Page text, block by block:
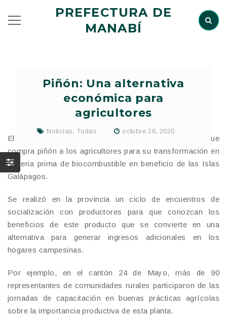
PREFECTURA DE
MANABÍ
Piñón: Una alternativa
económica para
agricultores
Noticias Todas octubre 26, 2020
El Gobierno de Manabí impulsa y difunde el proyecto que
compra piñón a los agricultores para su transformación en
materia prima de biocombustible en beneficio de las Islas
Galápagos.
Se realizó en la provincia un ciclo de encuentros de
socialización con productores para que conozcan los
beneficios de este producto que se convierte en una
alternativa para generar ingresos adicionales en los
hogares campesinas.
Por ejemplo, en el cantón 24 de Mayo, más de 90
representantes de comunidades rurales participaron de las
jornadas de capacitación en buenas prácticas agrícolas
sobre la importancia productiva de esta planta.